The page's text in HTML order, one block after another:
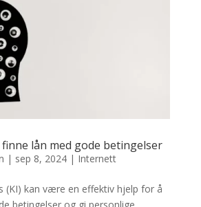
lån med gode betingelser
| sep 8, 2024| Internett
(KI) kan være en effektiv hjelp for å